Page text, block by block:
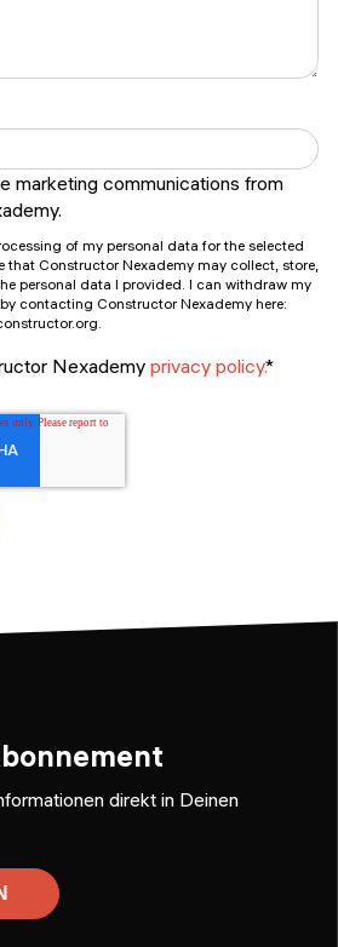
marketing communications from
of my personal data for the selected
that Constructor Nexademy may collect, store,
personal data I provided. I can withdraw my
contacting Constructor Nexademy here:
Nexademyprivacy policy.*
direkt in Deinen